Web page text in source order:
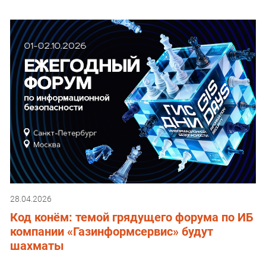
28.04.2026
Код конём: темой грядущего форума по ИБ
компании «Газинформсервис» будут
шахматы